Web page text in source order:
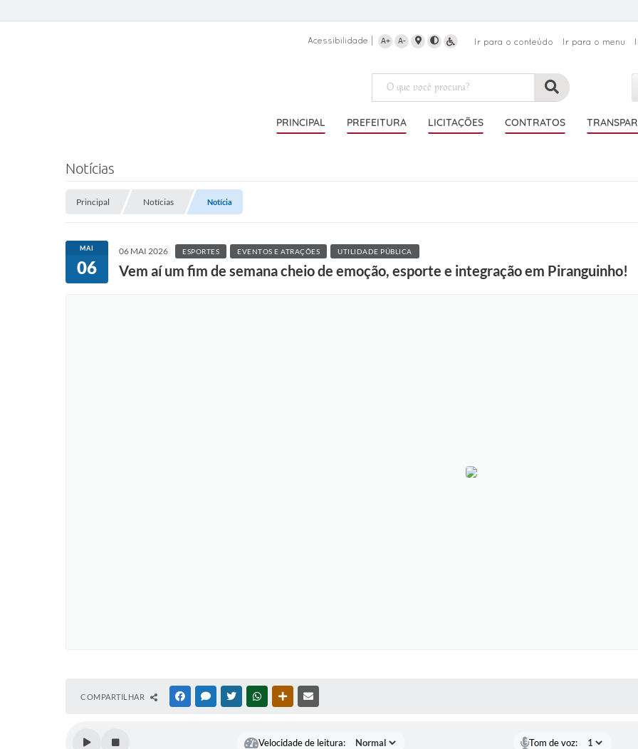
Acessibilidade A+ A- Ir para o conteúdo Ir para o menu
PRINCIPAL PREFEITURA LICITAÇÕES CONTRATOS
Notícias
Principal Notícias Notícia
MAI
06
06 MAI 2026 ESPORTES EVENTOS E ATRAÇÕES UTILIDADE PÚBLICA
Vem aí um fim de semana cheio de emoção, esporte e integração em Piranguinho!
COMPARTILHAR FACEBOOKMESSENGER
TWITTERWHATSAPPOUTRAS MÍDIAS
Velocidade de leitura: Tom de voz: